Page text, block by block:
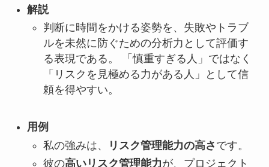
解説
判断に時間をかける姿勢を、失敗やトラブ
ルを未然に防ぐための分析力として評価す
る表現である。 「慎重すぎる人」ではなく
「リスクを見極める力がある人」として信
頼を得やすい。
用例
私の強みは、
リスク管理能力の高さ です。
彼の高いリスク管理能力が、プロジェクト